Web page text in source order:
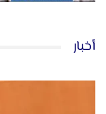
أخبار